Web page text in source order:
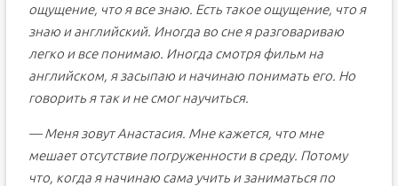
ощущение, что я все знаю. Есть такое ощущение, что я
знаю и английский. Иногда во сне я разговариваю
легко и все понимаю. Иногда смотря фильм на
английском, я засыпаю и начинаю понимать его. Но
говорить я так и не смог научиться.
— Меня зовут Анастасия. Мне кажется, что мне
мешает отсутствие погруженности в среду. Потому
что, когда я начинаю сама учить и заниматься по